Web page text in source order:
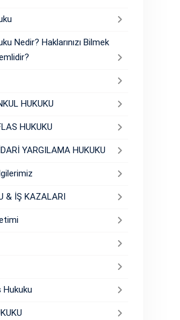
Nedir? Haklarınızı Bilmek
HUKUKU
HUKUKU
YARGILAMA HUKUKU
& İŞ KAZALARI
Hukuku